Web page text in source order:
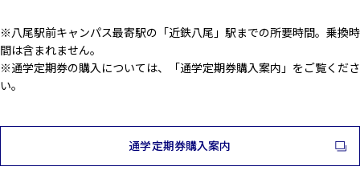
※八尾駅前キャンパス最寄駅の「近鉄八尾」駅までの所要時間。乗換時
間は含まれません。
※通学定期券の購入については、「通学定期券購入案内」をご覧くださ
い。
通学定期券購入案内